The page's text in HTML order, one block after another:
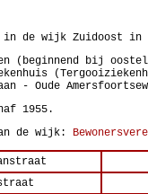
in de wijk Zuidoost in
(beginnend bij
- Oude
1955.
de wijk: